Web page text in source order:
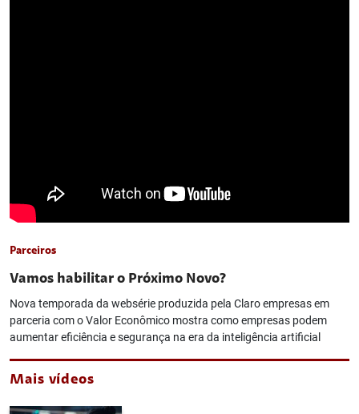
Parceiros
Vamos habilitar o Próximo Novo?
Nova temporada da websérie produzida pela Claro empresas em
parceria com o Valor Econômico mostra como empresas podem
aumentar eficiência e segurança na era da inteligência artificial
Mais vídeos